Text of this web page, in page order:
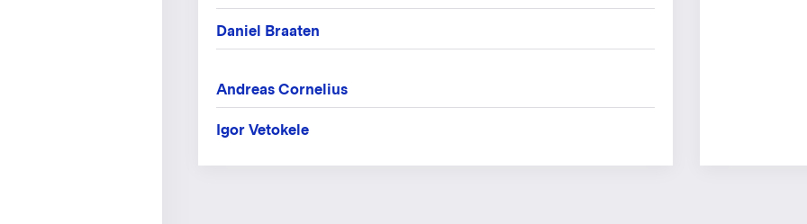
Daniel Braaten
Andreas Cornelius
Igor Vetokele